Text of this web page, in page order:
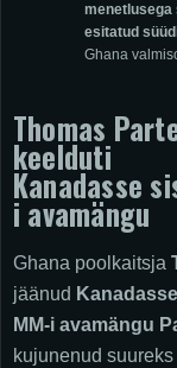
menetlusega
esitatud
Ghana
Thomas
keelduti
Kanadasse
i avamängu
Ghana poolkaitsja
jäänud
MM-i avamängu
kujunenud